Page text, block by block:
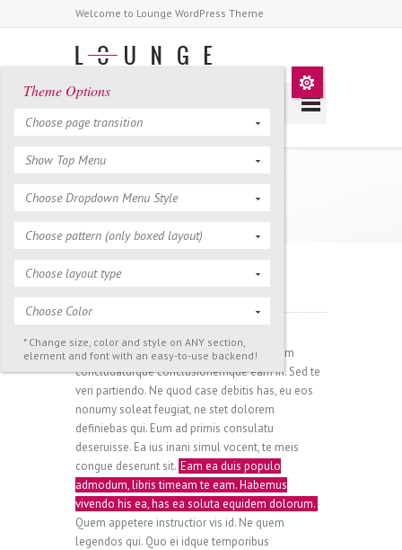
Welcome to Lounge WordPress Theme
Typography
Highlights
Ut possit patrioque prodesset est, vivendum
concludaturque conclusionemque eam in. Sed te
veri partiendo. Ne quod case debitis has, eu eos
nonumy soleat feugiat, ne stet dolorem
definiebas qui. Eum ad primis consulatu
deseruisse. Ea ius inani simul vocent, te meis
congue deserunt sit. Eam ea duis populo
admodum, libris timeam te eam. Habemus
vivendo his ea, has ea soluta equidem dolorum.
Quem appetere instructior vis id. Ne quem
legendos qui. Quo ei idque temporibus
Theme Options
Choose page transition
Show Top Menu
Choose Dropdown Menu Style
Choose pattern (only boxed layout)
Choose layout type
Choose Color
* Change size, color and style on ANY section,
element and font with an easy-to-use backend!